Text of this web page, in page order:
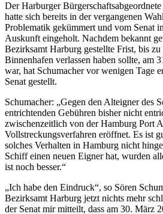
Der Harburger
hatte sich bereits in der vergangenen
Problematik gekümmert und vom Senat
Auskunft eingeholt. Nachdem bekannt
Bezirksamt Harburg gestellte Frist, bis
Binnenhafen verlassen haben sollte, am
war, hat Schumacher vor wenigen Tage
Senat gestellt.
Schumacher: „Gegen den Alteigner des
entrichtenden Gebühren bisher nicht
zwischenzeitlich von der Hamburg Port
Vollstreckungsverfahren eröffnet. Es ist
solches Verhalten in Hamburg nicht
Schiff einen neuen Eigner hat, wurden
ist noch besser.“
„Ich habe den Eindruck“, so Sören
Bezirksamt Harburg jetzt nichts mehr
der Senat mir mitteilt, dass am 30. März